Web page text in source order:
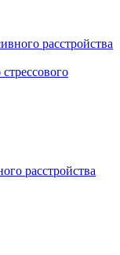
расстройства
расстройства